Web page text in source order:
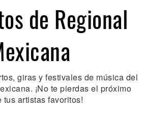
de Regional
giras y festivales de música del
¡No te pierdas el próximo
tus artistas favoritos!